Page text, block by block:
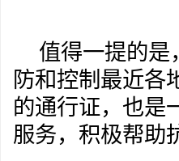
值得一提的是
防和控制最近各
的通行证，也是
服务，积极帮助